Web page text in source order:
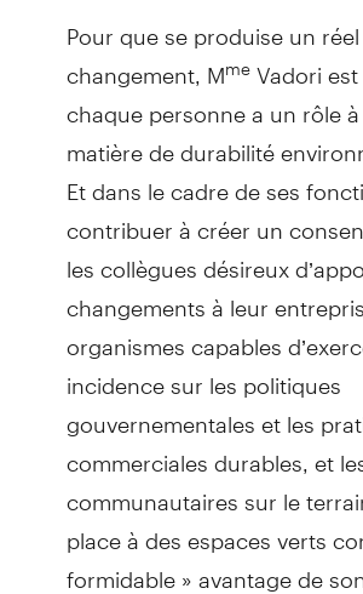
Pour que se produise un réel
changement, MmeVadori est
chaque personne a un rôle
matière de durabilité
Et dans le cadre de ses
contribuer à créer un
les collègues désireux
changements à leur
organismes capables
incidence sur les politiques
gouvernementales et les
commerciales durables, et
communautaires sur le
place à des espaces verts
formidable » avantage de